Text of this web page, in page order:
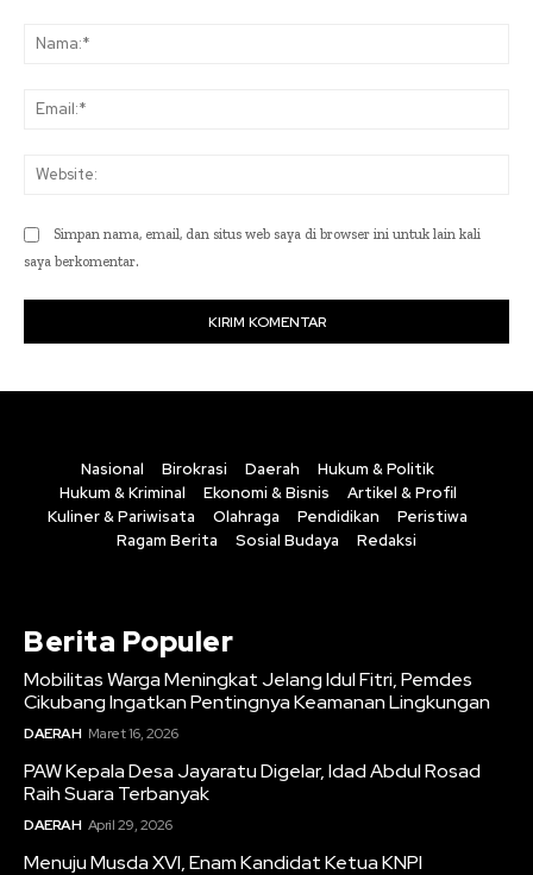
Simpan nama, email, dan situs web saya di browser ini untuk lain kali
saya berkomentar.
Nasional Birokrasi Daerah
Hukum & Politik
Hukum & Kriminal
Ekonomi & Bisnis
Artikel & Profil
Kuliner & Pariwisata
Olahraga Pendidikan
Peristiwa
Ragam Berita
Sosial Budaya Redaksi
Berita Populer
Mobilitas Warga Meningkat Jelang Idul Fitri, Pemdes
Cikubang Ingatkan Pentingnya Keamanan Lingkungan
DAERAH Maret 16, 2026
PAW Kepala Desa Jayaratu Digelar, Idad Abdul Rosad
Raih Suara Terbanyak
DAERAH April 29, 2026
Menuju Musda XVI, Enam Kandidat Ketua KNPI